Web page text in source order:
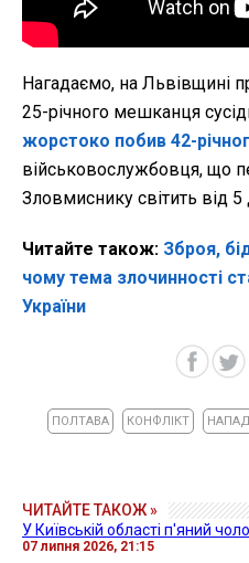
Нагадаємо, на Львівщині
25-річного мешканця
жорстоко побив 42-
військовослужбовця, що
Зловмиснику світить від 5
Читайте також: Зброя,
чому тема злочинності
України
ПОЛТАВА КОНФЛІКТ НАПАД
ЧИТАЙТЕ ТАКОЖ »
У Київській області п'яний
07 липня 2026, 21:15